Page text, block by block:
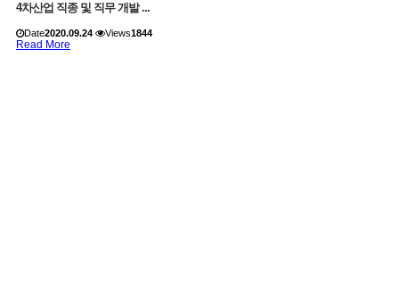
4차산업 직종 및 직무 개발 ...
Date2020.09.24 Views1844
Read More